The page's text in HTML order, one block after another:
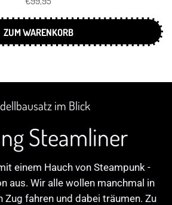
ZUM WARENKORB
im Blick
Steamliner
einem Hauch von Steampunk -
aus. Wir alle wollen manchmal in
Zug fahren und dabei träumen. Zu